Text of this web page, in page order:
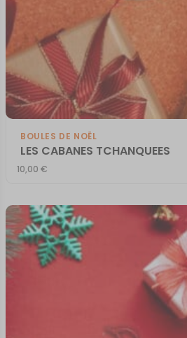
BOULES DE NOËL
LES CABANES TCHANQUEES
10,00 €